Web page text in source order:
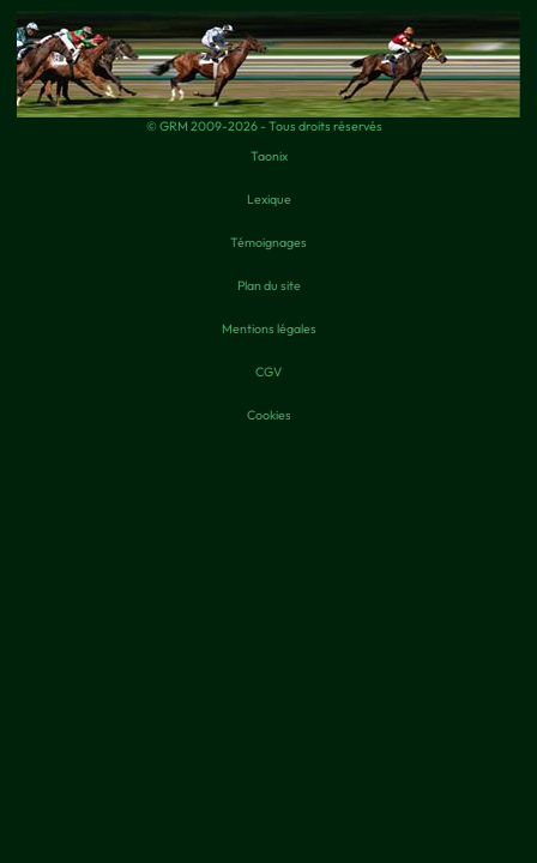
© GRM 2009-2026 - Tous droits réservés
Taonix
Lexique
Témoignages
Plan du site
Mentions légales
CGV
Cookies